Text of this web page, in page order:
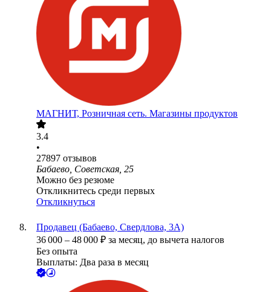
МАГНИТ, Розничная сеть. Магазины продуктов
3.4
•
27897 отзывов
Бабаево, Советская, 25
Можно без резюме
Откликнитесь среди первых
Откликнуться
Продавец (Бабаево, Свердлова, 3А)
36 000 – 48 000 ₽ за месяц, до вычета налогов
Без опыта
Выплаты: Два раза в месяц